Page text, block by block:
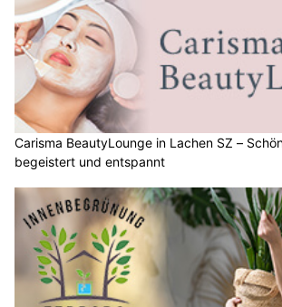
Carisma BeautyLounge in Lachen SZ –
begeistert und entspannt